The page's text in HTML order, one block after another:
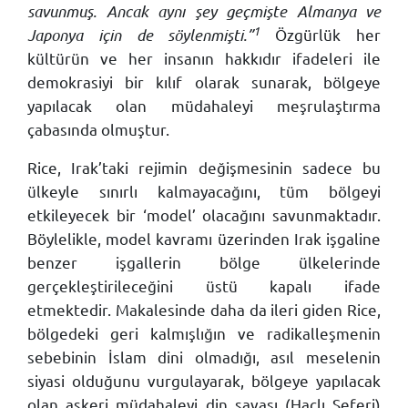
savunmuş. Ancak aynı şey geçmişte Almanya ve
Japonya için de söylenmişti.”1
Özgürlük her
kültürün ve her insanın hakkıdır ifadeleri ile
demokrasiyi bir kılıf olarak sunarak, bölgeye
yapılacak olan müdahaleyi meşrulaştırma
çabasında olmuştur.
Rice, Irak’taki rejimin değişmesinin sadece bu
ülkeyle sınırlı kalmayacağını, tüm bölgeyi
etkileyecek bir ‘model’ olacağını savunmaktadır.
Böylelikle, model kavramı üzerinden Irak işgaline
benzer işgallerin bölge ülkelerinde
gerçekleştirileceğini üstü kapalı ifade
etmektedir. Makalesinde daha da ileri giden Rice,
bölgedeki geri kalmışlığın ve radikalleşmenin
sebebinin İslam dini olmadığı, asıl meselenin
siyasi olduğunu vurgulayarak, bölgeye yapılacak
olan askeri müdahaleyi din savaşı (Haçlı Seferi)